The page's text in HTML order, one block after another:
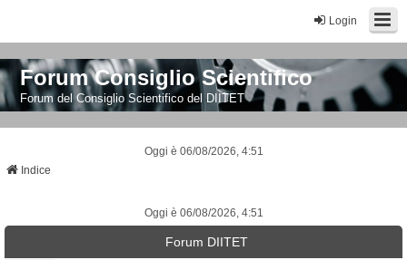
Login
Forum Consiglio Scientifico
Forum del Consiglio Scientifico del DIITET
Oggi è 06/08/2026, 4:51
Indice
Oggi è 06/08/2026, 4:51
Forum DIITET